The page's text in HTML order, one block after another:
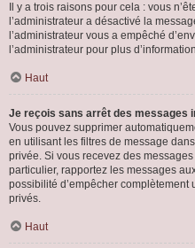
Il y a trois raisons pour cela : vous
l’administrateur a désactivé la
l’administrateur vous a empêché
l’administrateur pour plus
Haut
Je reçois sans arrêt des messages
Vous pouvez supprimer
en utilisant les filtres de message
privée. Si vous recevez des
particulier, rapportez les messages
possibilité d’empêcher complètement
privés.
Haut